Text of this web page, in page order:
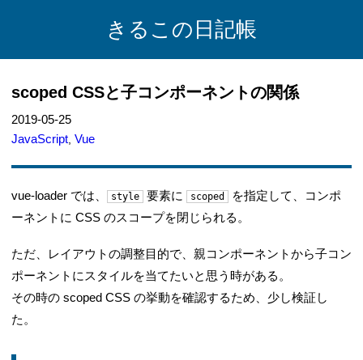
きるこの日記帳
scoped CSSと子コンポーネントの関係
2019-05-25
JavaScript Vue
vue-loader では、 style 要素に scoped
を指定して、コンポ
ーネントに CSS のスコープを閉じられる。
ただ、レイアウトの調整目的で、親コンポーネントから子コン
ポーネントにスタイルを当てたいと思う時がある。
その時の scoped CSS の挙動を確認するため、少し検証し
た。